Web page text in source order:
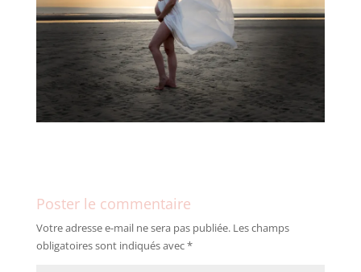
Poster le commentaire
Votre adresse e-mail ne sera pas publiée. Les champs
obligatoires sont indiqués avec*